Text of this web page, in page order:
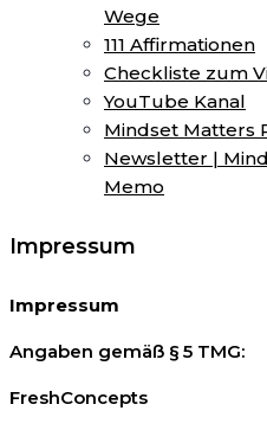
Wege
111 Affirmationen
Checkliste zum
YouTube Kanal
Mindset Matters
Newsletter |
Memo
Impressum
Impressum
Angaben gemäß § 5 TMG:
FreshConcepts